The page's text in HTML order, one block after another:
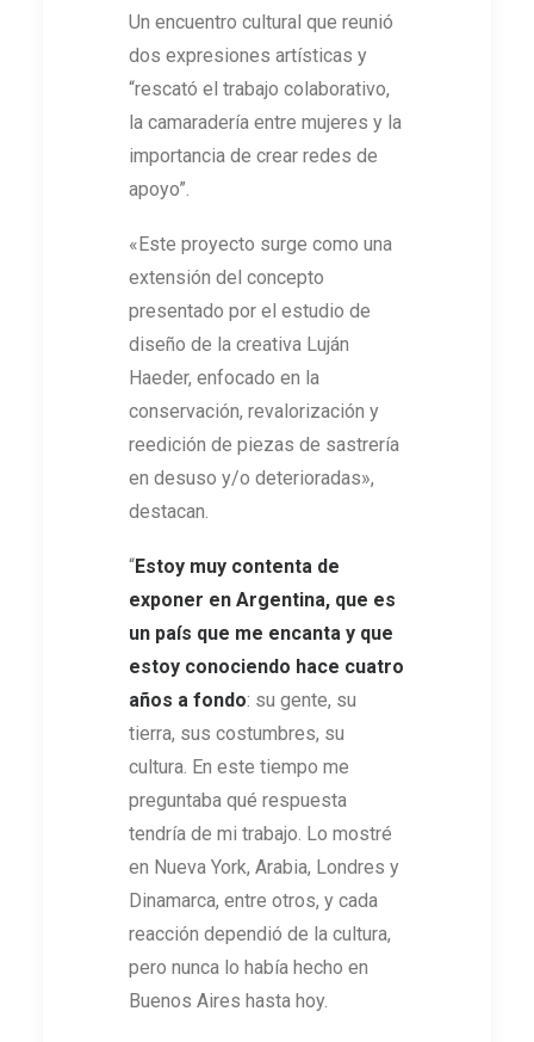
Un encuentro cultural que reunió
dos expresiones artísticas y
“rescató el trabajo colaborativo,
la camaradería entre mujeres y la
importancia de crear redes de
apoyo”.
«Este proyecto surge como una
extensión del concepto
presentado por el estudio de
diseño de la creativa Luján
Haeder, enfocado en la
conservación, revalorización y
reedición de piezas de sastrería
en desuso y/o deterioradas»,
destacan.
“Estoy muy contenta de
exponer en Argentina, que es
un país que me encanta y que
estoy conociendo hace cuatro
años a fondo: su gente, su
tierra, sus costumbres, su
cultura. En este tiempo me
preguntaba qué respuesta
tendría de mi trabajo. Lo mostré
en Nueva York, Arabia, Londres y
Dinamarca, entre otros, y cada
reacción dependió de la cultura,
pero nunca lo había hecho en
Buenos Aires hasta hoy.